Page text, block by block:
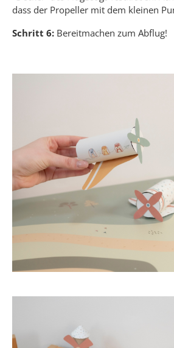
dass der Propeller mit dem kleinen
Schritt 6: Bereitmachen zum Abflug!